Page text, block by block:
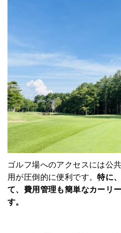
ゴルフ場へのアクセスには公
用が圧倒的に便利です。特に
て、費用管理も簡単なカーリ
す。